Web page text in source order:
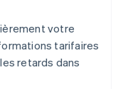
votre
tarifaires
retards dans